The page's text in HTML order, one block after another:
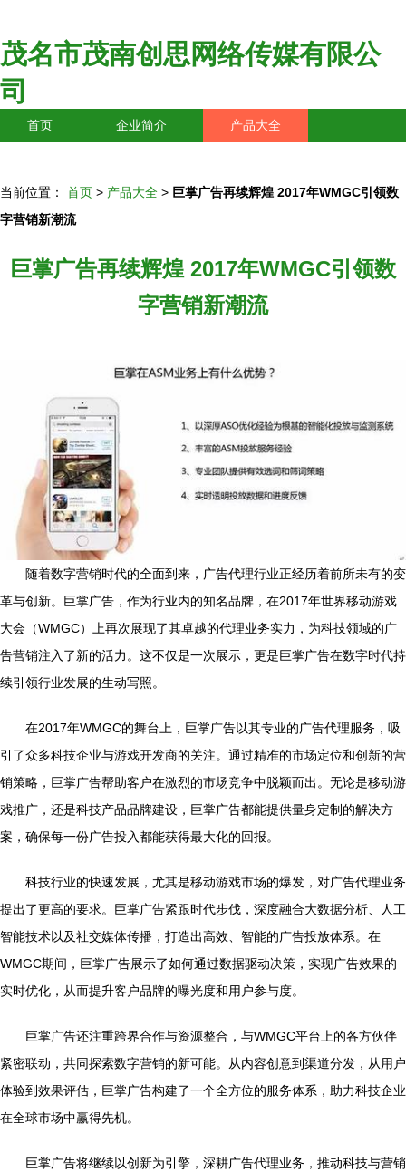
茂名市茂南创思网络传媒有限公
司
首页 企业简介 产品大全
当前位置： 首页 > 产品大全 > 巨掌广告再续辉煌 2017年WMGC引领数
字营销新潮流
巨掌广告再续辉煌 2017年WMGC引领数
字营销新潮流
随着数字营销时代的全面到来，广告代理行业正经历着前所未有的变
革与创新。巨掌广告，作为行业内的知名品牌，在2017年世界移动游戏
大会（WMGC）上再次展现了其卓越的代理业务实力，为科技领域的广
告营销注入了新的活力。这不仅是一次展示，更是巨掌广告在数字时代持
续引领行业发展的生动写照。
在2017年WMGC的舞台上，巨掌广告以其专业的广告代理服务，吸
引了众多科技企业与游戏开发商的关注。通过精准的市场定位和创新的营
销策略，巨掌广告帮助客户在激烈的市场竞争中脱颖而出。无论是移动游
戏推广，还是科技产品品牌建设，巨掌广告都能提供量身定制的解决方
案，确保每一份广告投入都能获得最大化的回报。
科技行业的快速发展，尤其是移动游戏市场的爆发，对广告代理业务
提出了更高的要求。巨掌广告紧跟时代步伐，深度融合大数据分析、人工
智能技术以及社交媒体传播，打造出高效、智能的广告投放体系。在
WMGC期间，巨掌广告展示了如何通过数据驱动决策，实现广告效果的
实时优化，从而提升客户品牌的曝光度和用户参与度。
巨掌广告还注重跨界合作与资源整合，与WMGC平台上的各方伙伴
紧密联动，共同探索数字营销的新可能。从内容创意到渠道分发，从用户
体验到效果评估，巨掌广告构建了一个全方位的服务体系，助力科技企业
在全球市场中赢得先机。
巨掌广告将继续以创新为引擎，深耕广告代理业务，推动科技与营销